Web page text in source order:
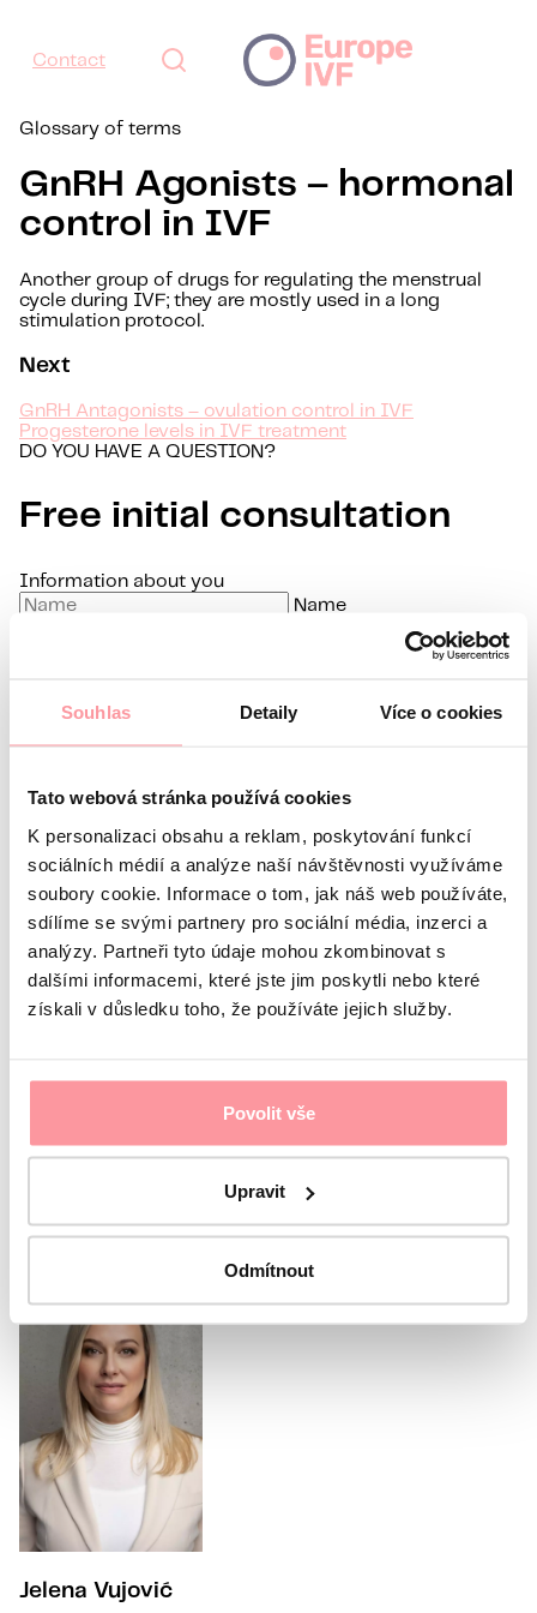
Souhlas Detaily Více o cookies
Tato webová stránka používá cookies
K personalizaci obsahu a reklam, poskytování funkcí
sociálních médií a analýze naší návštěvnosti využíváme
soubory cookie. Informace o tom, jak náš web používáte,
sdílíme se svými partnery pro sociální média, inzerci a
analýzy. Partneři tyto údaje mohou zkombinovat s
dalšími informacemi, které jste jim poskytli nebo které
získali v důsledku toho, že používáte jejich služby.
Povolit vše
Upravit
Odmítnout
Contact
Glossary of terms
GnRH Agonists – hormonal
control in IVF
Another group of drugs for regulating the menstrual
cycle during IVF; they are mostly used in a long
stimulation protocol.
Next
GnRH Antagonists – ovulation control in IVF
Progesterone levels in IVF treatment
DO YOU HAVE A QUESTION?
Free initial consultation
Information about you
Name
Preferred language
What’s your question? All communication is as discreet
All communication is encrypted using SSL and
Or call our coordinator
Jelena Vujović